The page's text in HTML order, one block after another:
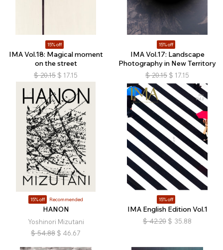
15% off
IMA Vol.18: Magical moment
on the street
$ 20.15 $ 17.15
15% off
IMA Vol.17: Landscape
Photography in New Territory
$ 20.15 $ 17.15
15% off Recommended
HANON
Yoshinori Mizutani
$ 54.88 $ 46.67
15% off
IMA English Edition Vol.1
$ 42.20 $ 35.88